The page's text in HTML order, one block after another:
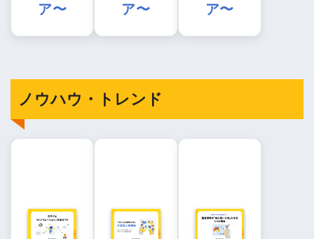
ア〜
ア〜
ア〜
ノウハウ・トレンド